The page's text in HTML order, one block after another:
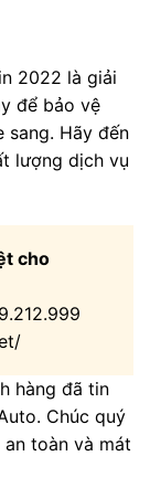
2022 là giải
để bảo vệ
sang. Hãy đến
lượng dịch vụ
cho
hàng đã tin
Chúc quý
toàn và mát